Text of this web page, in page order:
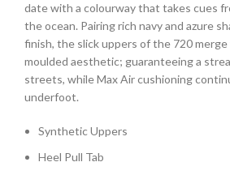
date with a colourway that takes cues
the ocean. Pairing rich navy and azure
finish, the slick uppers of the 720
moulded aesthetic; guaranteeing a
streets, while Max Air cushioning
underfoot.
Synthetic Uppers
Heel Pull Tab